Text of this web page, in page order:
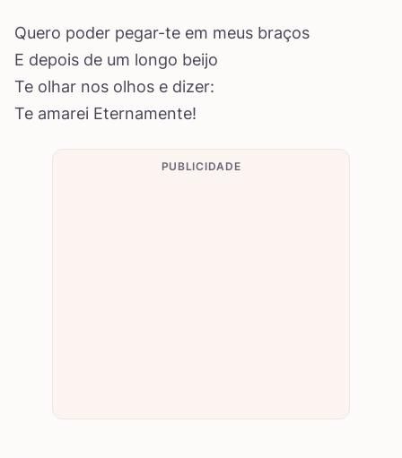
Quero poder pegar-te em meus braços
E depois de um longo beijo
Te olhar nos olhos e dizer:
Te amarei Eternamente!
PUBLICIDADE